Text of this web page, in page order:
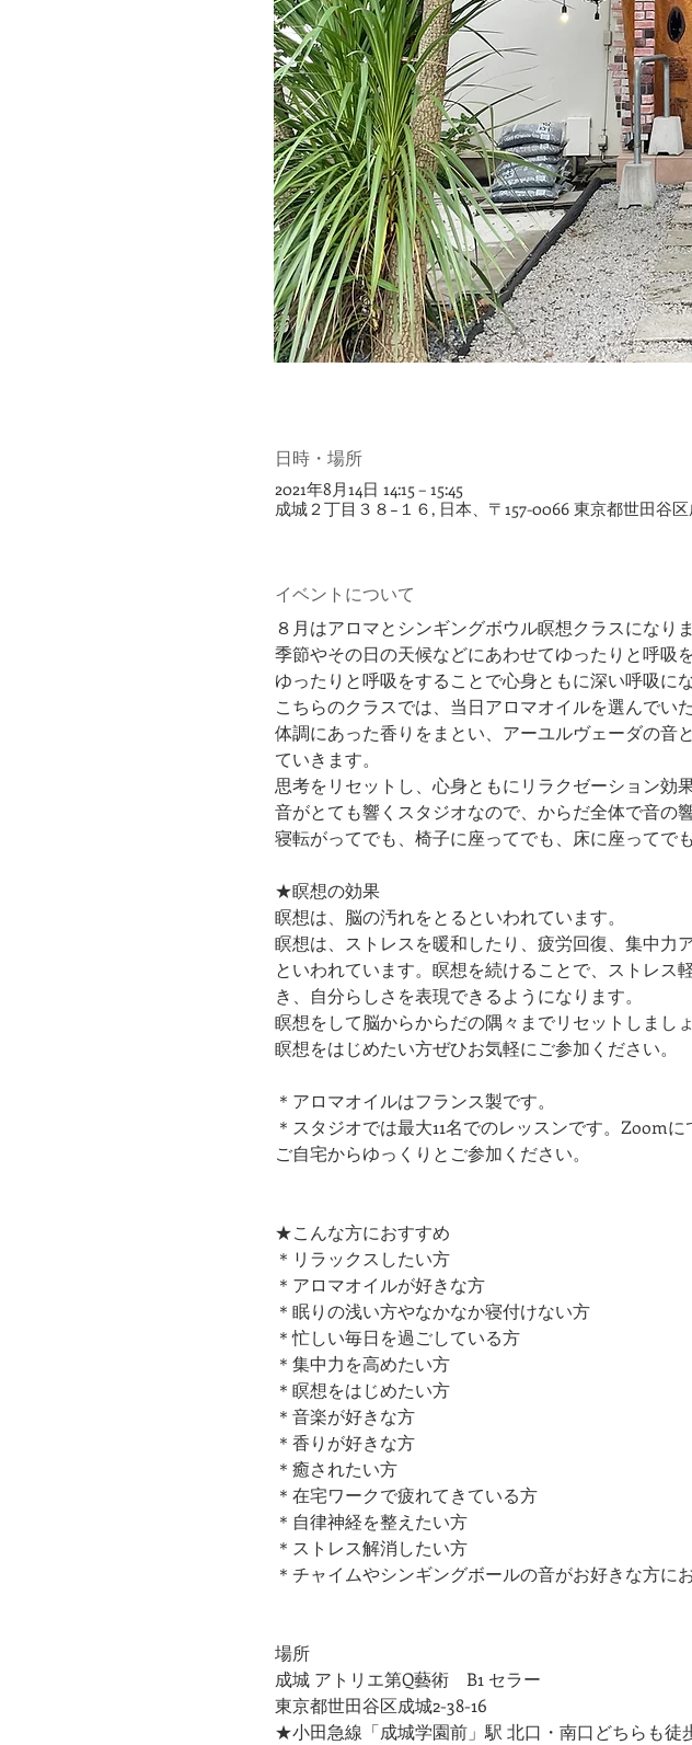
日時・場所
2021年8月14日 14:15 – 15:45
成城２丁目３８−１６, 日本、〒157-0066 東京都世田谷
イベントについて
８月はアロマとシンギングボウル瞑想クラスになりま
季節やその日の天候などにあわせてゆったりと呼吸
ゆったりと呼吸をすることで心身ともに深い呼吸に
こちらのクラスでは、当日アロマオイルを選んで
体調にあった香りをまとい、アーユルヴェーダの音
ていきます。
思考をリセットし、心身ともにリラクゼーション効
音がとても響くスタジオなので、からだ全体で音の
寝転がってでも、椅子に座ってでも、床に座ってで
★瞑想の効果
瞑想は、脳の汚れをとるといわれています。
瞑想は、ストレスを暖和したり、疲労回復、集中力
といわれています。瞑想を続けることで、ストレ
き、自分らしさを表現できるようになります。
瞑想をして脳からからだの隅々までリセットしまし
瞑想をはじめたい方ぜひお気軽にご参加ください。
＊アロマオイルはフランス製です。
＊スタジオでは最大11名でのレッスンです。Zoom
​ご自宅からゆっくりとご参加ください。
★こんな方におすすめ
＊リラックスしたい方
＊アロマオイルが好きな方
＊眠りの浅い方やなかなか寝付けない方
＊忙しい毎日を過ごしている方
＊集中力を高めたい方
＊瞑想をはじめたい方
​＊音楽が好きな方
​＊香りが好きな方
​＊癒されたい方
＊在宅ワークで疲れてきている方
＊自律神経を整えたい方
​＊ストレス解消したい方
＊チャイムやシンギングボールの音がお好きな方に
場所
成城 アトリエ第Q藝術　B1 セラー
東京都世田谷区成城2-38-16
★小田急線「成城学園前」駅 北口・南口どちらも徒